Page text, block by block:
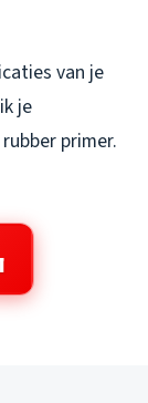
van je
je
primer.